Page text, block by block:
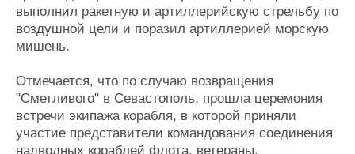
выполнил ракетную и артиллерийскую стрельбу по
воздушной цели и поразил артиллерией морскую
мишень.
Отмечается, что по случаю возвращения
"Сметливого" в Севастополь, прошла церемония
встречи экипажа корабля, в которой приняли
участие представители командования соединения
надводных кораблей флота, ветераны,